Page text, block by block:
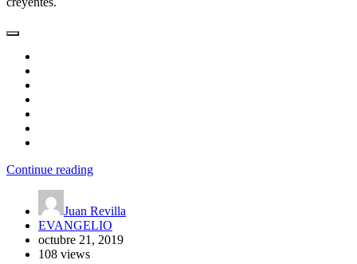
Continue reading
Juan Revilla
EVANGELIO
octubre 21, 2019
108 views